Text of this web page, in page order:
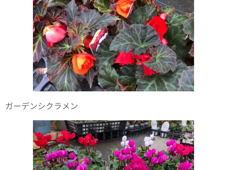
ガーデンシクラメン✨